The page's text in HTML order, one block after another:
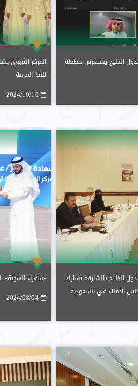
لدول الخليج يستعرض خططه
المركز التربوي
للغة العربية
2024/10/10
الخليج بالشارقة يشارك
الأمناء في السعودية
«سفراء الهوية»:
2024/08/04